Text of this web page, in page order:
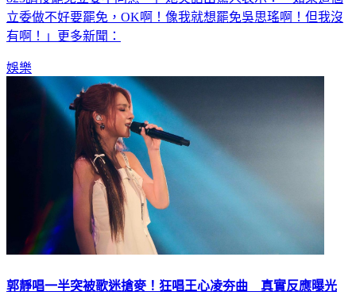
立委做不好要罷免，OK啊！像我就想罷免吳思瑤啊！但我沒
有啊！」更多新聞：
娛樂
郭靜唱一半突被歌迷搶麥！狂唱王心凌夯曲 真實反應曝光